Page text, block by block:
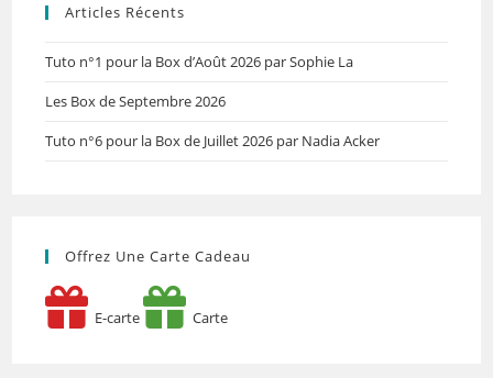
Articles Récents
Tuto n°1 pour la Box d’Août 2026 par Sophie La
Les Box de Septembre 2026
Tuto n°6 pour la Box de Juillet 2026 par Nadia Acker
Offrez Une Carte Cadeau
E-carte Carte